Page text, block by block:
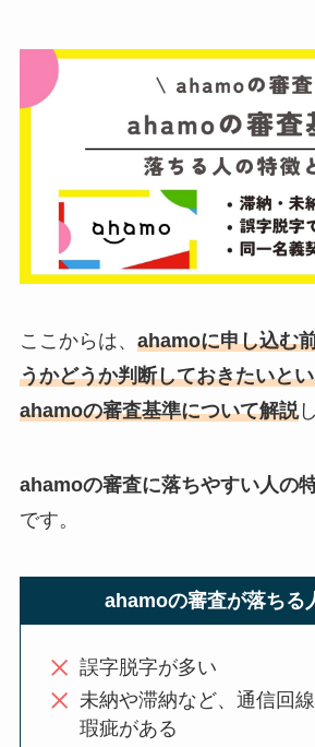
ここからは、 ahamoに申し込む
うかどうか判断しておきたいと
ahamoの審査基準について解説
ahamoの審査に落ちやすい人の
です。
ahamoの審査が落ちる
誤字脱字が多い
未納や滞納など、通信回
瑕疵がある